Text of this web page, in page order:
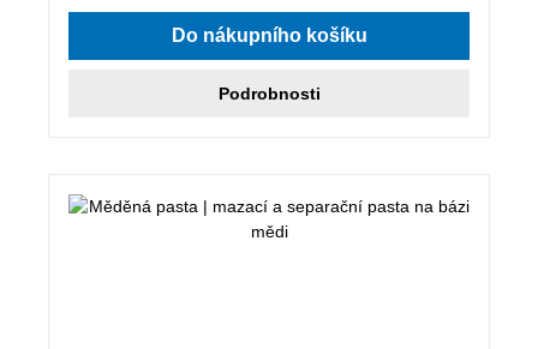
Do nákupního košíku
Podrobnosti